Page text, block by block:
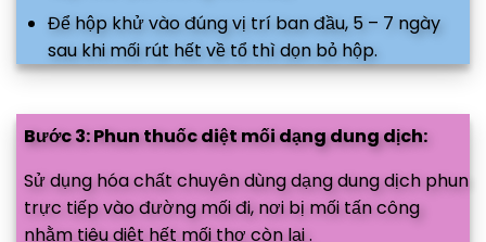
Để hộp khử vào đúng vị trí ban đầu, 5 – 7 ngày
sau khi mối rút hết về tổ thì dọn bỏ hộp.
Bước 3: Phun thuốc diệt mối dạng dung dịch:
Sử dụng hóa chất chuyên dùng dạng dung dịch phun
trực tiếp vào đường mối đi, nơi bị mối tấn công
nhằm tiêu diệt hết mối thợ còn lại .